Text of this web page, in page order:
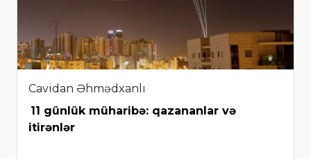
Cavidan Əhmədxanlı
11 günlük müharibə: qazananlar və
itirənlər